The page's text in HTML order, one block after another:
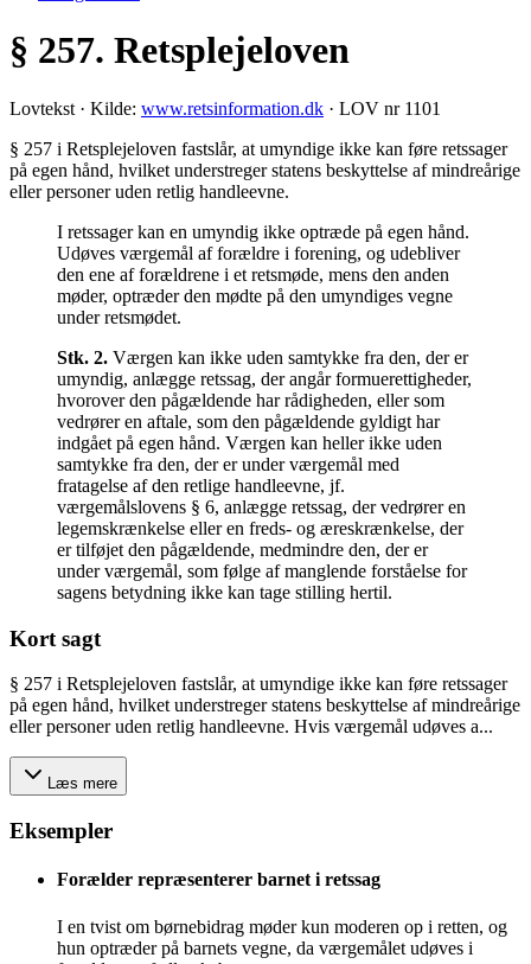
§ 257. Retsplejeloven
Lovtekst · Kilde: www.retsinformation.dk · LOV nr 1101
§ 257 i Retsplejeloven fastslår, at umyndige ikke kan føre retssager
på egen hånd, hvilket understreger statens beskyttelse af mindreårige
eller personer uden retlig handleevne.
I retssager kan en umyndig ikke optræde på egen hånd.
Udøves værgemål af forældre i forening, og udebliver
den ene af forældrene i et retsmøde, mens den anden
møder, optræder den mødte på den umyndiges vegne
under retsmødet.
Stk. 2. Værgen kan ikke uden samtykke fra den, der er
umyndig, anlægge retssag, der angår formuerettigheder,
hvorover den pågældende har rådigheden, eller som
vedrører en aftale, som den pågældende gyldigt har
indgået på egen hånd. Værgen kan heller ikke uden
samtykke fra den, der er under værgemål med
fratagelse af den retlige handleevne, jf.
værgemålslovens § 6, anlægge retssag, der vedrører en
legemskrænkelse eller en freds- og æreskrænkelse, der
er tilføjet den pågældende, medmindre den, der er
under værgemål, som følge af manglende forståelse for
sagens betydning ikke kan tage stilling hertil.
Kort sagt
§ 257 i Retsplejeloven fastslår, at umyndige ikke kan føre retssager
på egen hånd, hvilket understreger statens beskyttelse af mindreårige
eller personer uden retlig handleevne. Hvis værgemål udøves a...
Læs mere
Eksempler
Forælder repræsenterer barnet i retssag
I en tvist om børnebidrag møder kun moderen op i retten, og
hun optræder på barnets vegne, da værgemålet udøves i